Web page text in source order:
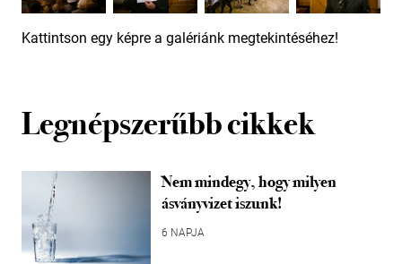
Kattintson egy képre a galériánk megtekintéséhez!
Legnépszerűbb cikkek
Nem mindegy, hogy milyen
ásványvizet iszunk!
6 NAPJA